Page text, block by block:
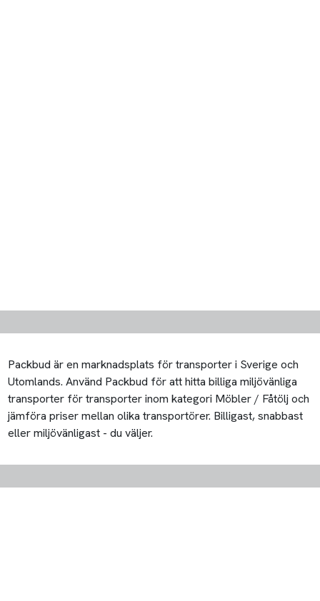
Packbud är en marknadsplats för transporter i Sverige och
Utomlands. Använd Packbud för att hitta billiga miljövänliga
transporter för transporter inom kategori Möbler / Fåtölj och
jämföra priser mellan olika transportörer. Billigast, snabbast
eller miljövänligast - du väljer.